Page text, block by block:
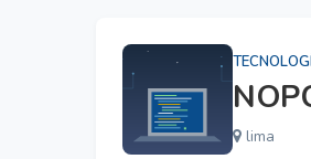
lima